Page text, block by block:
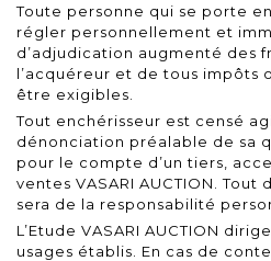
Toute personne qui se porte
régler personnellement et
d’adjudication augmenté des
l’acquéreur et de tous impôts
être exigibles.
Tout enchérisseur est censé
dénonciation préalable de sa
pour le compte d’un tiers,
ventes VASARI AUCTION.
sera de la responsabilité
L’Etude VASARI AUCTION
usages établis. En cas de